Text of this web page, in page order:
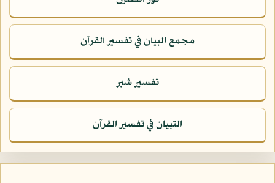
مجمع البيان في تفسير القرآن
تفسير شبر
التبيان في تفسير القرآن